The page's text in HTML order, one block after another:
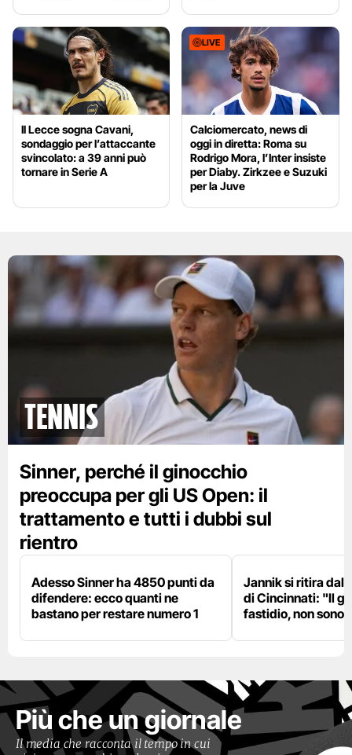
Il Lecce sogna Cavani,
sondaggio per l’attaccante
svincolato: a 39 anni può
tornare in Serie A
LIVE
Calciomercato, news di
oggi in diretta: Roma su
Rodrigo Mora, l’Inter insiste
per Diaby. Zirkzee e Suzuki
per la Juve
tennis
Sinner, perché il ginocchio
preoccupa per gli US Open: il
trattamento e tutti i dubbi sul
rientro
Adesso Sinner ha 4850 punti da
difendere: ecco quanti ne
bastano per restare numero 1
Jannik si ritira dal
di Cincinnati: "Il
fastidio, non sono
Più che un giornale
Il media che racconta il tempo in cui